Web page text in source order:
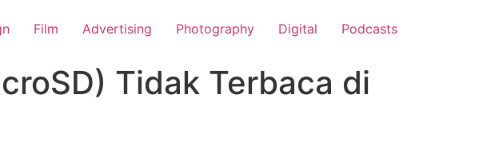
Film Advertising Photography Digital Podcasts
Tidak Terbaca di